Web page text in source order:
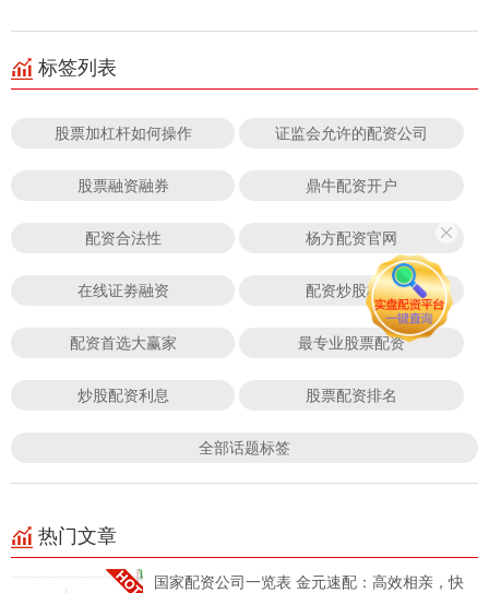
标签列表
股票加杠杆如何操作 证监会允许的配资公司
股票融资融券 鼎牛配资开户
配资合法性 杨方配资官网
在线证劵融资 配资炒股杠杆
配资首选大赢家 最专业股票配资
炒股配资利息 股票配资排名
全部话题标签
热门文章
国家配资公司一览表 金元速配：高效相亲，快